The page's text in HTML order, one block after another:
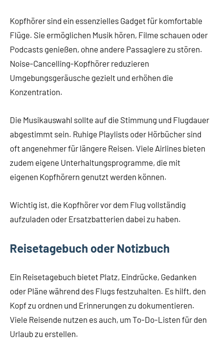
Kopfhörer sind ein essenzielles Gadget für komfortable
Flüge. Sie ermöglichen Musik hören, Filme schauen oder
Podcasts genießen, ohne andere Passagiere zu stören.
Noise-Cancelling-Kopfhörer reduzieren
Umgebungsgeräusche gezielt und erhöhen die
Konzentration.
Die Musikauswahl sollte auf die Stimmung und Flugdauer
abgestimmt sein. Ruhige Playlists oder Hörbücher sind
oft angenehmer für längere Reisen. Viele Airlines bieten
zudem eigene Unterhaltungsprogramme, die mit
eigenen Kopfhörern genutzt werden können.
Wichtig ist, die Kopfhörer vor dem Flug vollständig
aufzuladen oder Ersatzbatterien dabei zu haben.
Reisetagebuch oder Notizbuch
Ein Reisetagebuch bietet Platz, Eindrücke, Gedanken
oder Pläne während des Flugs festzuhalten. Es hilft, den
Kopf zu ordnen und Erinnerungen zu dokumentieren.
Viele Reisende nutzen es auch, um To-Do-Listen für den
Urlaub zu erstellen.